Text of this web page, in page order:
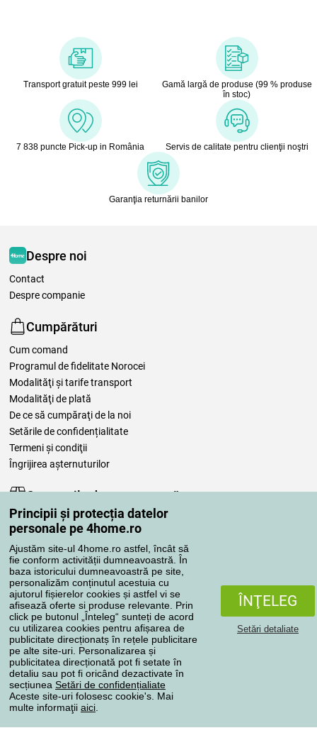
Principii și protecția datelor
personale pe 4home.ro
Ajustăm site-ul 4home.ro astfel, încât să
fie conform activității dumneavoastră. În
baza istoricului dumneavoastră pe site,
personalizăm conținutul acestuia cu
ajutorul fișierelor cookies și astfel vi se
afisează oferte si produse relevante. Prin
click pe butonul „Înteleg“ sunteți de acord
cu utilizarea cookies pentru afișarea de
publicitate direcționatș în rețele publicitare
pe alte site-uri. Personalizarea și
publicitatea direcționată pot fi setate în
detaliu sau pot fi oricând dezactivate în
secțiunea Setări de confidențialiate
Aceste site-uri folosesc cookie's. Mai
multe informaţii aici
ÎNŢELEG
Setări detaliate
Transport gratuit peste 999 lei
Gamă largă de produse (99 % produse
în stoc)
7 838 puncte Pick-up in România Servis de calitate pentru clienţii noştri
Garanţia returnării banilor
Despre noi
Contact
Despre companie
Cumpărături
Cum comand
Programul de fidelitate Norocei
Modalităţi şi tarife transport
Modalităţi de plată
De ce să cumpăraţi de la noi
Setările de confidențialitate
Termeni şi condiţii
Îngrijirea așternuturilor
Comenzile dumneavoastră
Contul meu
Revizuirea comenzilor
Reclamaţii
Retragere de la contract
Regulile de procesare a recenziilor
Metode de transport
Metode de plată